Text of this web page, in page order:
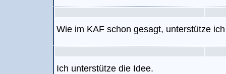
Wie im KAF schon gesagt, unterstütze
Ich unterstütze die Idee.